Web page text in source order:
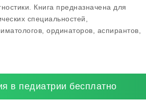
Книга предназначена для
специальностей,
ординаторов, аспирантов,
в педиатрии бесплатно